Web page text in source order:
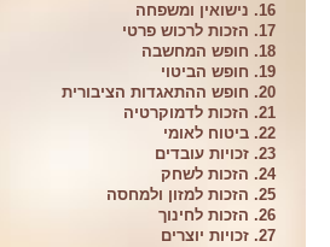
16. נישואין ומשפחה
17. הזכות לרכוש פרטי
18. חופש המחשבה
19. חופש הביטוי
20. חופש ההתאגדות הציבורית
21. הזכות לדמוקרטיה
22. ביטוח לאומי
23. זכויות עובדים
24. הזכות לשחק
25. הזכות למזון ולמחסה
26. הזכות לחינוך
27. זכויות יוצרים